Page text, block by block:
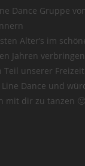
Dance Gruppe von
Alter’s im
Jahren verbringen
unserer Freizeit
Dance und
mit dir zu tanzen 🙂